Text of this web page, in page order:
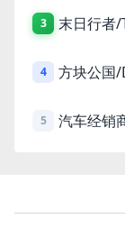
3 末日行者
4 方块公国
5 汽车经销